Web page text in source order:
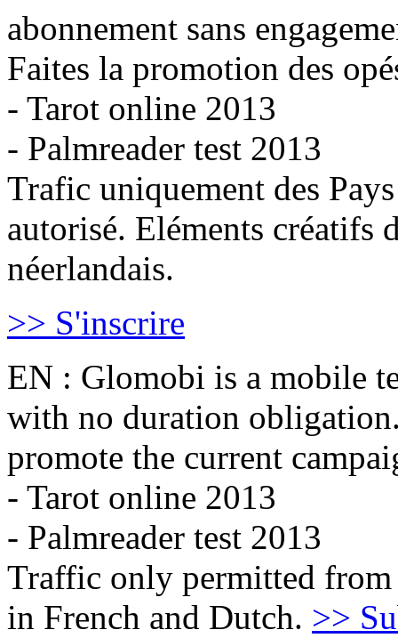
abonnement sans
Faites la promotion des
- Tarot online 2013
- Palmreader test 2013
​Trafic uniquement des
autorisé. Eléments créatifs
néerlandais.
>> S'inscrire
EN : Glomobi is a mobile
with no duration
promote the current
- Tarot online 2013
- Palmreader test 2013
Traffic only permitted
in French and Dutch. >>